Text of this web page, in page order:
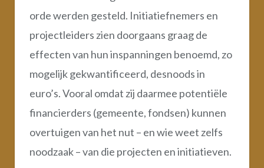
orde werden gesteld. Initiatiefnemers en
projectleiders zien doorgaans graag de
effecten van hun inspanningen benoemd, zo
mogelijk gekwantificeerd, desnoods in
euro’s. Vooral omdat zij daarmee potentiële
financierders (gemeente, fondsen) kunnen
overtuigen van het nut – en wie weet zelfs
noodzaak – van die projecten en initiatieven.